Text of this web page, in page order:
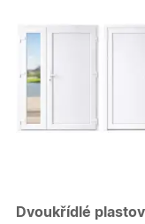
Dvoukřídlé